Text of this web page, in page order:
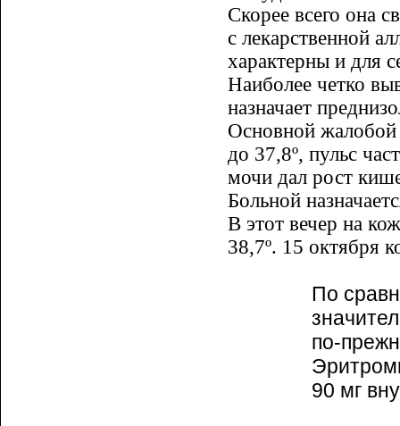
Скорее всего она
с лекарственной
характерны и для
Наиболее четко
назначает
Основной жалобой
до 37,8º, пульс
мочи дал рост
Больной
В этот вечер на
38,7º. 15 октября
По
по-
90 мг